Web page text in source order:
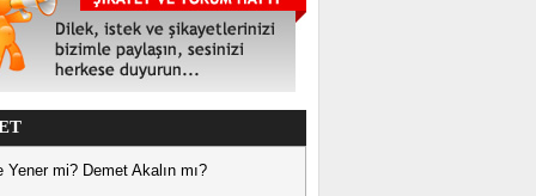
Yener mi? Demet Akalın mı?